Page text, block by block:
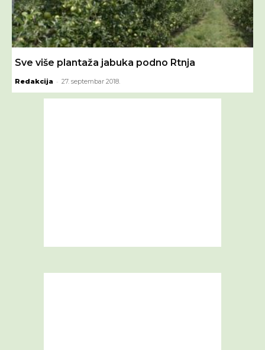
Sve više plantaža jabuka podno Rtnja
Redakcija - 27. septembar 2018.